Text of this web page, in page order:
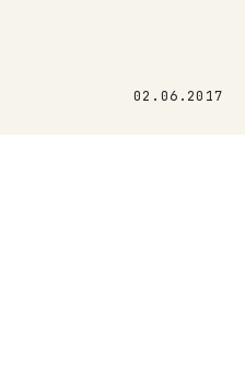
02.06.2017